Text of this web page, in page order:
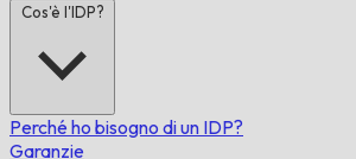
Cos'è l'IDP?
Perché ho bisogno di un IDP?
Garanzie